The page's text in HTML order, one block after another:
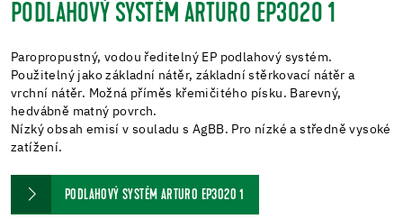
PODLAHOVÝ SYSTÉM ARTURO EP3020 1
Paropropustný, vodou ředitelný EP podlahový systém.
Použitelný jako základní nátěr, základní stěrkovací nátěr a
vrchní nátěr. Možná příměs křemičitého písku. Barevný,
hedvábně matný povrch.
Nízký obsah emisí v souladu s AgBB. Pro nízké a středně vysoké
zatížení.
PODLAHOVÝ SYSTÉM ARTURO EP3020 1